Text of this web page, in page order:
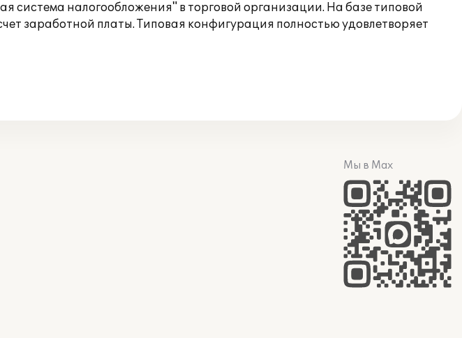
система налогообложения" в торговой организации. На базе типовой
заработной платы. Типовая конфигурация полностью удовлетворяет
Мы в Max